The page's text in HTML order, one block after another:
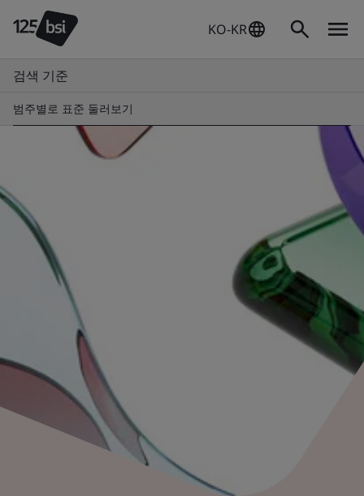
KO-KR
검색 기준
범주별로 표준 둘러보기